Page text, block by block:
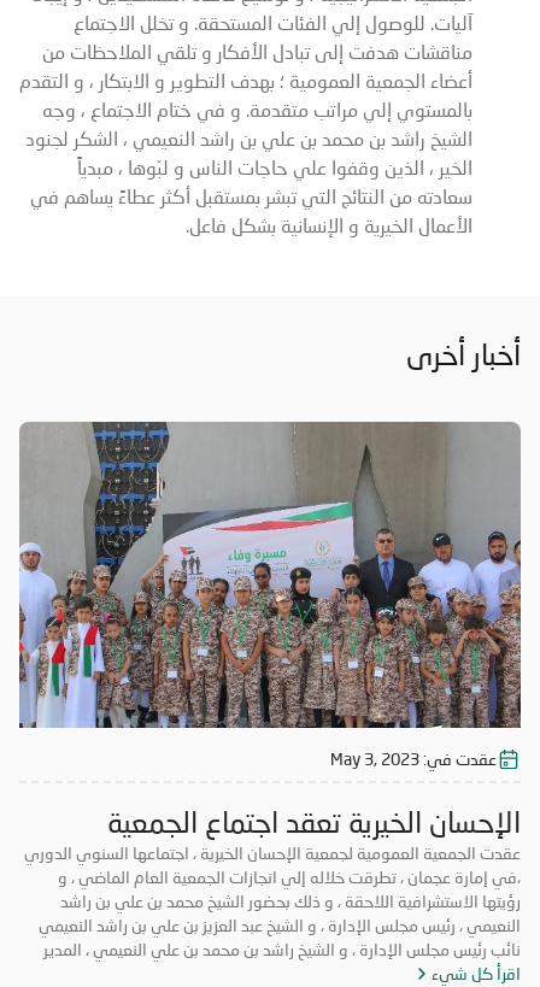
آليات. للوصول إلي الفئات المستحقة. و تخلل الاجتماع
مناقشات هدفت إلى تبادل الأفكار و تلقي الملاحظات من
أعضاء الجمعية العمومية ؛ بهدف التطوير و الابتكار ، و التقدم
بالمستوي إلي مراتب متقدمة. و في ختام الاجتماع ، وجه
الشيخ راشد بن محمد بن علي بن راشد النعيمي ، الشكر لجنود
الخير ، الذين وقفوا علي حاجات الناس و لبّوها ، مبدياً
سعادته من النتائج التي تبشر بمستقبل أكثر عطاءً يساهم في
الأعمال الخيرية و الإنسانية بشكل فاعل.
أخبار أخرى
عقدت في: May 3, 2023
الإحسان الخيرية تعقد اجتماع الجمعية
العمومية لعام 2023
عقدت الجمعية العمومية لجمعية الإحسان الخيرية ، اجتماعها السنوي الدوري
،في إمارة عجمان ، تطرقت خلاله إلي انجازات الجمعية العام الماضي ، و
رؤيتها الاستشرافية اللاحقة ، و ذلك بحضور الشيخ محمد بن علي بن راشد
النعيمي ، رئيس مجلس الإدارة ، و الشيخ عبد العزيز بن علي بن راشد النعيمي
نائب رئيس مجلس الإدارة ، و الشيخ راشد بن محمد بن علي النعيمي ، المدير
اقرأ كل شيء